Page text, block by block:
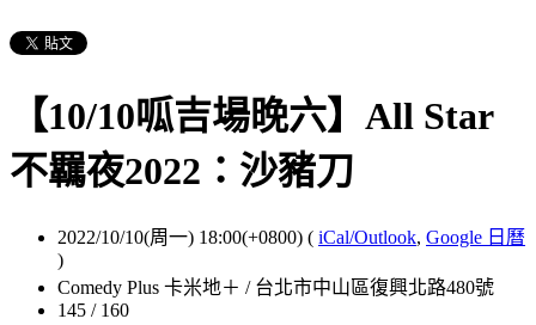
【10/10呱吉場晚六】All Star
不羈夜2022：沙豬刀
2022/10/10(周一) 18:00(+0800) ( iCal/Outlook, Google 日曆
)
Comedy Plus 卡米地＋ / 台北市中山區復興北路480號
145 / 160